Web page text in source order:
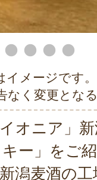
メージです。
なく変更とな
オニア」
ー」をご
潟麦酒の